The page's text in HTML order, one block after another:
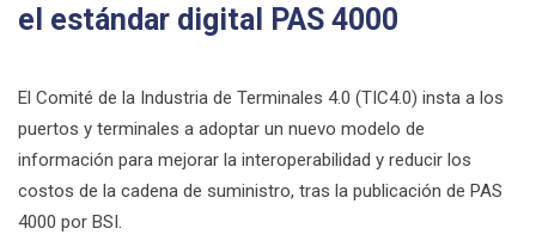
el estándar digital PAS 4000
El Comité de la Industria de Terminales 4.0 (TIC4.0) insta a los
puertos y terminales a adoptar un nuevo modelo de
información para mejorar la interoperabilidad y reducir los
costos de la cadena de suministro, tras la publicación de PAS
4000 por BSI.